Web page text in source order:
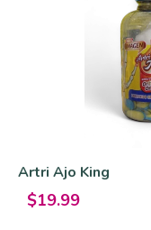
Artri Ajo King
$19.99